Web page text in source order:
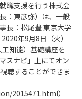
職支援を行う株式会
：東彦弥）は、一般
長：松尾豊 東京大学
年9月8日（火）
知能）基礎講座を
スナビ」上にてオン
聴することができま
2015471.html）